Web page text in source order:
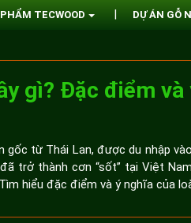
TECWOOD DỰ ÁN GỖ
gì? Đặc điểm
gốc từ Thái Lan, được du nhập
trở thành cơn “sốt” tại Việt
hiểu đặc điểm và ý nghĩa của